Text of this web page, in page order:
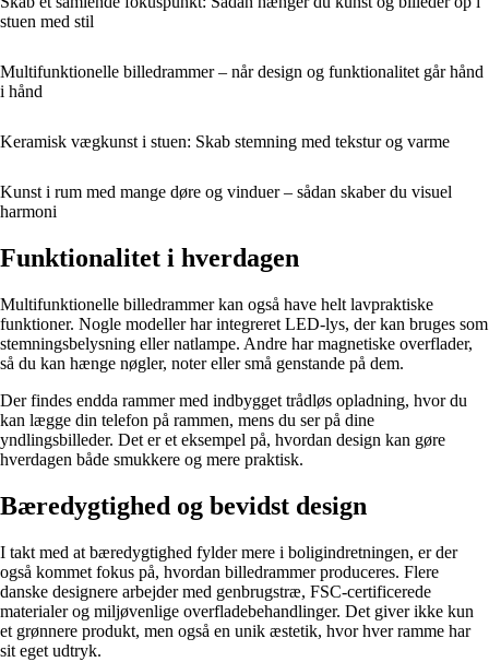
stuen med stil
Multifunktionelle billedrammer – når design og funktionalitet går hånd
i hånd
Keramisk vægkunst i stuen: Skab stemning med tekstur og varme
Kunst i rum med mange døre og vinduer – sådan skaber du visuel
harmoni
Funktionalitet i hverdagen
Multifunktionelle billedrammer kan også have helt lavpraktiske
funktioner. Nogle modeller har integreret LED-lys, der kan bruges som
stemningsbelysning eller natlampe. Andre har magnetiske overflader,
så du kan hænge nøgler, noter eller små genstande på dem.
Der findes endda rammer med indbygget trådløs opladning, hvor du
kan lægge din telefon på rammen, mens du ser på dine
yndlingsbilleder. Det er et eksempel på, hvordan design kan gøre
hverdagen både smukkere og mere praktisk.
Bæredygtighed og bevidst design
I takt med at bæredygtighed fylder mere i boligindretningen, er der
også kommet fokus på, hvordan billedrammer produceres. Flere
danske designere arbejder med genbrugstræ, FSC-certificerede
materialer og miljøvenlige overfladebehandlinger. Det giver ikke kun
et grønnere produkt, men også en unik æstetik, hvor hver ramme har
sit eget udtryk.